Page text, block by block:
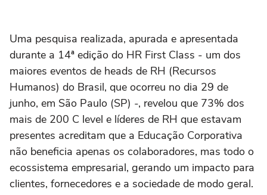
Uma pesquisa realizada, apurada e apresentada
durante a 14ª edição do HR First Class - um dos
maiores eventos de heads de RH (Recursos
Humanos) do Brasil, que ocorreu no dia 29 de
junho, em São Paulo (SP) -, revelou que 73% dos
mais de 200 C level e líderes de RH que estavam
presentes acreditam que a Educação Corporativa
não beneficia apenas os colaboradores, mas todo o
ecossistema empresarial, gerando um impacto para
clientes, fornecedores e a sociedade de modo geral.